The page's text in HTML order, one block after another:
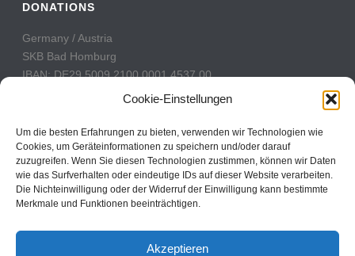
Cookie-Einstellungen
Um die besten Erfahrungen zu bieten, verwenden wir Technologien wie
Cookies, um Geräteinformationen zu speichern und/oder darauf
zuzugreifen. Wenn Sie diesen Technologien zustimmen, können wir Daten
wie das Surfverhalten oder eindeutige IDs auf dieser Website verarbeiten.
Die Nichteinwilligung oder der Widerruf der Einwilligung kann bestimmte
Merkmale und Funktionen beeinträchtigen.
Akzeptieren
DONATIONS
Germany / Austria
SKB Bad Homburg
IBAN: DE29 5009 2100 0001 4537 00
BIC: GENODE51BH2
Switzerland
PostFinance
Konto: 60-742493-7
IBAN: CH31 0900 0000 6074 2493 7
BIC: POFICHBEXXX